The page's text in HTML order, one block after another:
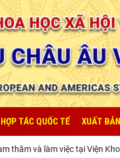
HỢP TÁC QUỐC TẾ XUẤT
và làm việc tại Viện Khoa